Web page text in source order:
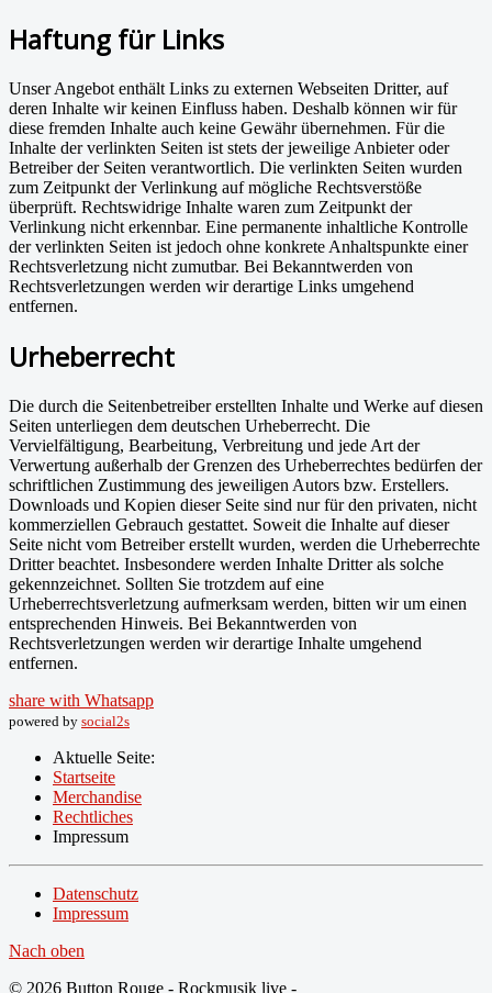
Haftung für Links
Unser Angebot enthält Links zu externen Webseiten Dritter, auf
deren Inhalte wir keinen Einfluss haben. Deshalb können wir für
diese fremden Inhalte auch keine Gewähr übernehmen. Für die
Inhalte der verlinkten Seiten ist stets der jeweilige Anbieter oder
Betreiber der Seiten verantwortlich. Die verlinkten Seiten wurden
zum Zeitpunkt der Verlinkung auf mögliche Rechtsverstöße
überprüft. Rechtswidrige Inhalte waren zum Zeitpunkt der
Verlinkung nicht erkennbar. Eine permanente inhaltliche Kontrolle
der verlinkten Seiten ist jedoch ohne konkrete Anhaltspunkte einer
Rechtsverletzung nicht zumutbar. Bei Bekanntwerden von
Rechtsverletzungen werden wir derartige Links umgehend
entfernen.
Urheberrecht
Die durch die Seitenbetreiber erstellten Inhalte und Werke auf diesen
Seiten unterliegen dem deutschen Urheberrecht. Die
Vervielfältigung, Bearbeitung, Verbreitung und jede Art der
Verwertung außerhalb der Grenzen des Urheberrechtes bedürfen der
schriftlichen Zustimmung des jeweiligen Autors bzw. Erstellers.
Downloads und Kopien dieser Seite sind nur für den privaten, nicht
kommerziellen Gebrauch gestattet. Soweit die Inhalte auf dieser
Seite nicht vom Betreiber erstellt wurden, werden die Urheberrechte
Dritter beachtet. Insbesondere werden Inhalte Dritter als solche
gekennzeichnet. Sollten Sie trotzdem auf eine
Urheberrechtsverletzung aufmerksam werden, bitten wir um einen
entsprechenden Hinweis. Bei Bekanntwerden von
Rechtsverletzungen werden wir derartige Inhalte umgehend
entfernen.
share with Whatsapp
powered by social2s
Aktuelle Seite:
Startseite
Merchandise
Rechtliches
Impressum
Datenschutz
Impressum
Nach oben
© 2026 Button Rouge - Rockmusik live -